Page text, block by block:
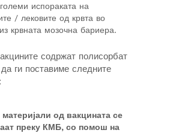
испораката на
/ лековите од крвта во
крвната мозочна бариера.
содржат полисорбат
ги поставиме следните
од вакцината се
преку КМБ, со помош на